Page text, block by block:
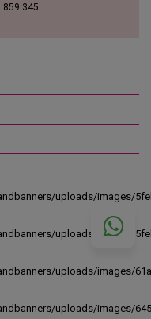
859 345.